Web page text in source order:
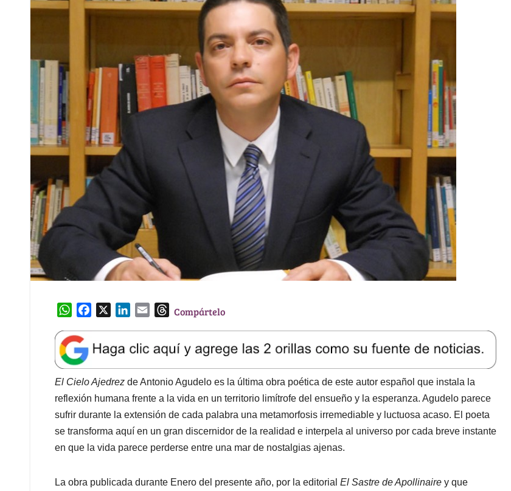
W
a
t
s
A
p
p
e
b
o
o
k
k
e
d
I
n
l
T
e
a
d
s
Compártelo
El Cielo Ajedrez de Antonio Agudelo es la última obra poética de este autor español que instala la
reflexión humana frente a la vida en un territorio limítrofe del ensueño y la esperanza. Agudelo parece
sufrir durante la extensión de cada palabra una metamorfosis irremediable y luctuosa acaso. El poeta
se transforma aquí en un gran discernidor de la realidad e interpela al universo por cada breve instante
en que la vida parece perderse entre una mar de nostalgias ajenas.
La obra publicada durante Enero del presente año, por la editorial El Sastre de Apollinaire y que